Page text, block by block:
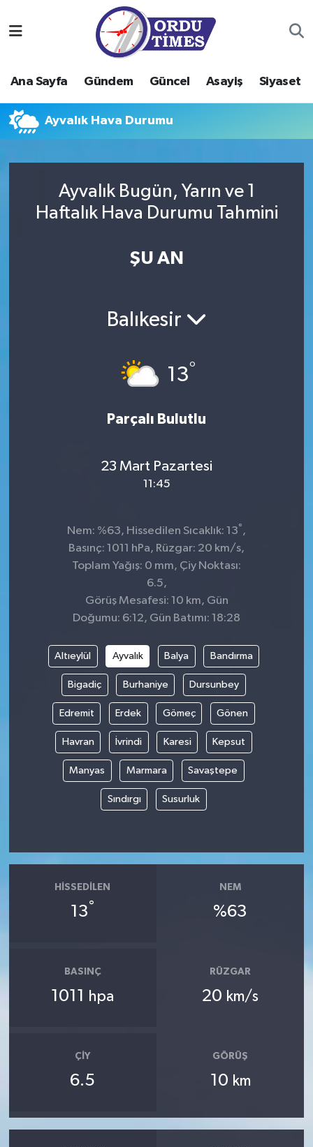
Ana Sayfa Gündem Güncel Asayiş Siyaset
Ayvalık Hava Durumu
Ayvalık Bugün, Yarın ve 1
Haftalık Hava Durumu Tahmini
ŞU AN
Balıkesir
13°
Parçalı Bulutlu
23 Mart Pazartesi
11:45
Nem: %63, Hissedilen Sıcaklık: 13° ,
Basınç: 1011 hPa, Rüzgar: 20 km/s,
Toplam Yağış: 0 mm, Çiy Noktası:
6.5,
Görüş Mesafesi: 10 km, Gün
Doğumu: 6:12, Gün Batımı: 18:28
Altıeylül Ayvalık Balya Bandırma
Bigadiç Burhaniye Dursunbey
Edremit Erdek Gömeç Gönen
Havran İvrindi Karesi Kepsut
Manyas Marmara Savaştepe
Sındırgı Susurluk
HISSEDILEN
13°
NEM
%63
BASINÇ
1011 hpa
RÜZGAR
20 km/s
ÇIY
6.5
GÖRÜŞ
10 km
Gündem
Güncel
Siyaset
Ordu Nöbetçi Eczaneler
Ordu Hava Durumu
Ordu Namaz Vakitleri
Süper Lig Puan Durumu ve Fikstür
Son Dakika Haberleri